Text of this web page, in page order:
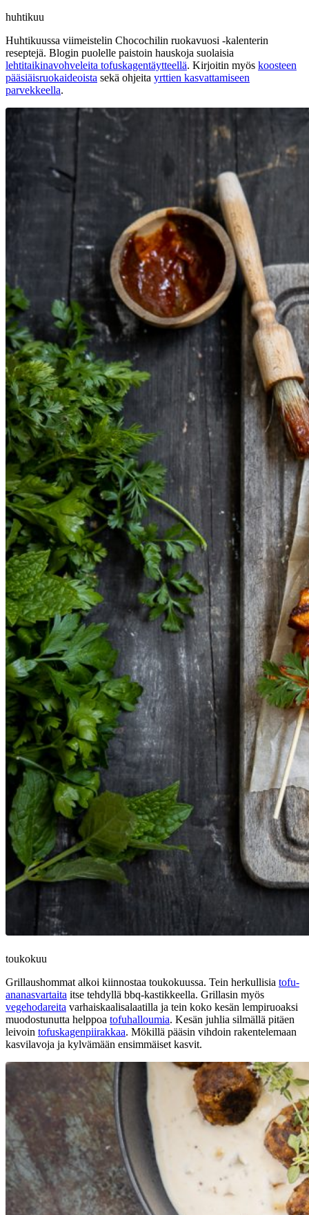
huhtikuu
Huhtikuussa viimeistelin Chocochilin ruokavuosi -kalenterin
reseptejä. Blogin puolelle paistoin hauskoja suolaisia
lehtitaikinavohveleita tofuskagentäytteellä. Kirjoitin myös koosteen
pääsiäisruokaideoista sekä ohjeita yrttien kasvattamiseen
parvekkeella.
toukokuu
Grillaushommat alkoi kiinnostaa toukokuussa. Tein herkullisia tofu-
ananasvartaita itse tehdyllä bbq-kastikkeella. Grillasin myös
vegehodareita varhaiskaalisalaatilla ja tein koko kesän lempiruoaksi
muodostunutta helppoa tofuhalloumia. Kesän juhlia silmällä pitäen
leivoin tofuskagenpiirakkaa. Mökillä pääsin vihdoin rakentelemaan
kasvilavoja ja kylvämään ensimmäiset kasvit.